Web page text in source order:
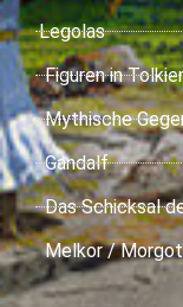
Legolas
Figuren in
Mythische
Gandalf
Das Schicksal
Melkor /